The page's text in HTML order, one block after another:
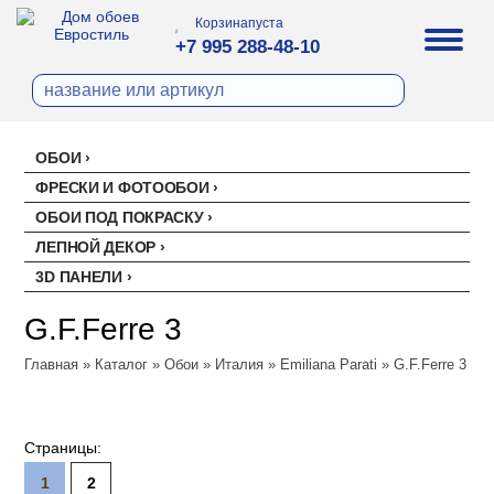
Корзинапуста
+7 995 288-48-10
ОБОИ
Все обои
Палитра
Палитра
Erismann
Erismann
Артекс
Ateliero
Милласа
Ambient
Neo Classic
Amsterdam
Artsimple
Mixture Textile
Аспект
Loymina
ФРЕСКИ И ФОТООБОИ
ОБОИ ПОД ПОКРАСКУ
Стеклохолст малярный
Ремонтный флизелин
ЛЕПНОЙ ДЕКОР
Перфект
3D ПАНЕЛИ
Панели под покраску
Цветные панели
G.F.Ferre 3
Главная » Каталог »Обои » Италия » Emiliana Parati »G.F.Ferre 3
Страницы:
1
2